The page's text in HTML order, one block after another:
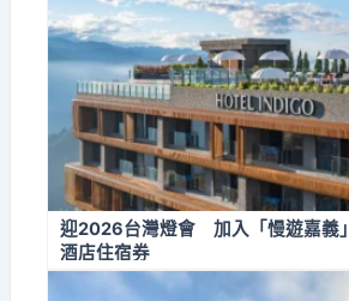
迎2026台灣燈會 加入「慢遊嘉義
酒店住宿券